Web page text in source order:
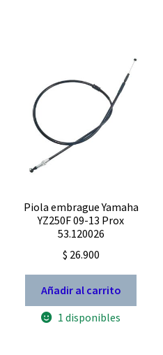
Piola embrague Yamaha
YZ250F 09-13 Prox
53.120026
$ 26.900
Añadir al carrito
1 disponibles